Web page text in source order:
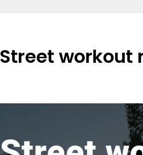
Street workout